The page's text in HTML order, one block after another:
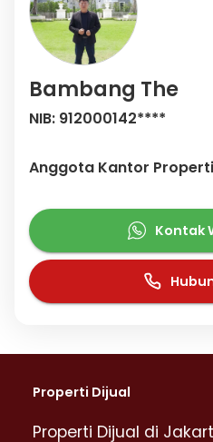
Bambang The
NIB: 912000142****
Anggota Kantor Properti
Kontak
Properti Dijual
Properti Dijual di